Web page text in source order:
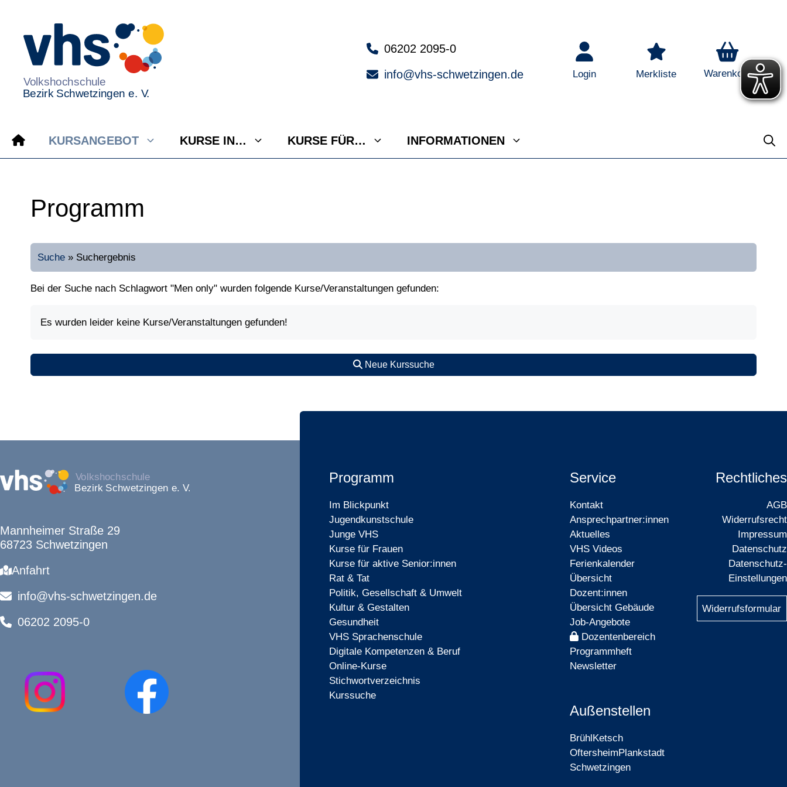
springen
06202 2095-0
info@vhs-schwetzingen.de
Login Merkliste Warenkorb
KURSANGEBOT KURSE IN… KURSE FÜR… INFORMATIONEN
Programm
Suche » Suchergebnis
Bei der Suche nach Schlagwort "Men only" wurden folgende Kurse/Veranstaltungen gefunden:
Es wurden leider keine Kurse/Veranstaltungen gefunden!
Neue Kurssuche
Mannheimer Straße 29
68723 Schwetzingen
Anfahrt
info@vhs-schwetzingen.de
06202 2095-0
Programm
Im Blickpunkt
Jugendkunstschule
Junge VHS
Kurse für Frauen
Kurse für aktive Senior:innen
Rat & Tat
Politik, Gesellschaft & Umwelt
Kultur & Gestalten
Gesundheit
VHS Sprachenschule
Digitale Kompetenzen & Beruf
Online-Kurse
Stichwortverzeichnis
Kurssuche
Service
Kontakt
Ansprechpartner:innen
Aktuelles
VHS Videos
Ferienkalender
Übersicht
Dozent:innen
Übersicht Gebäude
Job-Angebote
Dozentenbereich
Programmheft
Newsletter
Außenstellen
BrühlKetsch
OftersheimPlankstadt
Schwetzingen
Rechtliches
AGB
Widerrufsrecht
Impressum
Datenschutz
Datenschutz-
Einstellungen
Widerrufsformular